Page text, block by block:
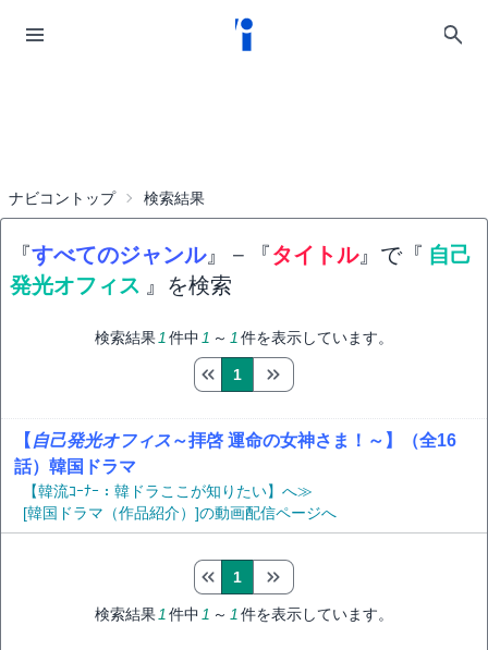
ナビコントップ 検索結果
『すべてのジャンル』 − 『タイトル』で『 自己
発光オフィス 』を検索
検索結果 1 件中 1 ～ 1 件を表示しています。
1
【 自己発光オフィス ～拝啓 運命の女神さま！～】（全16
話）韓国ドラマ
【韓流ｺｰﾅｰ：韓ドラここが知りたい】へ≫
[韓国ドラマ（作品紹介）]の動画配信ページへ
検索結果 1 件中 1 ～ 1 件を表示しています。
1